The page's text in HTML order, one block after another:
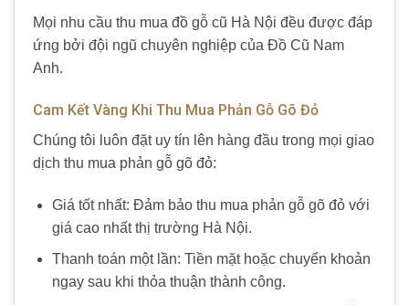
Mọi nhu cầu thu mua đồ gỗ cũ Hà Nội đều được đáp
ứng bởi đội ngũ chuyên nghiệp của Đồ Cũ Nam
Anh.
Cam Kết Vàng Khi Thu Mua Phản Gỗ Gõ Đỏ
Chúng tôi luôn đặt uy tín lên hàng đầu trong mọi giao
dịch thu mua phản gỗ gõ đỏ:
Giá tốt nhất: Đảm bảo thu mua phản gỗ gõ đỏ với
giá cao nhất thị trường Hà Nội.
Thanh toán một lần: Tiền mặt hoặc chuyển khoản
ngay sau khi thỏa thuận thành công.